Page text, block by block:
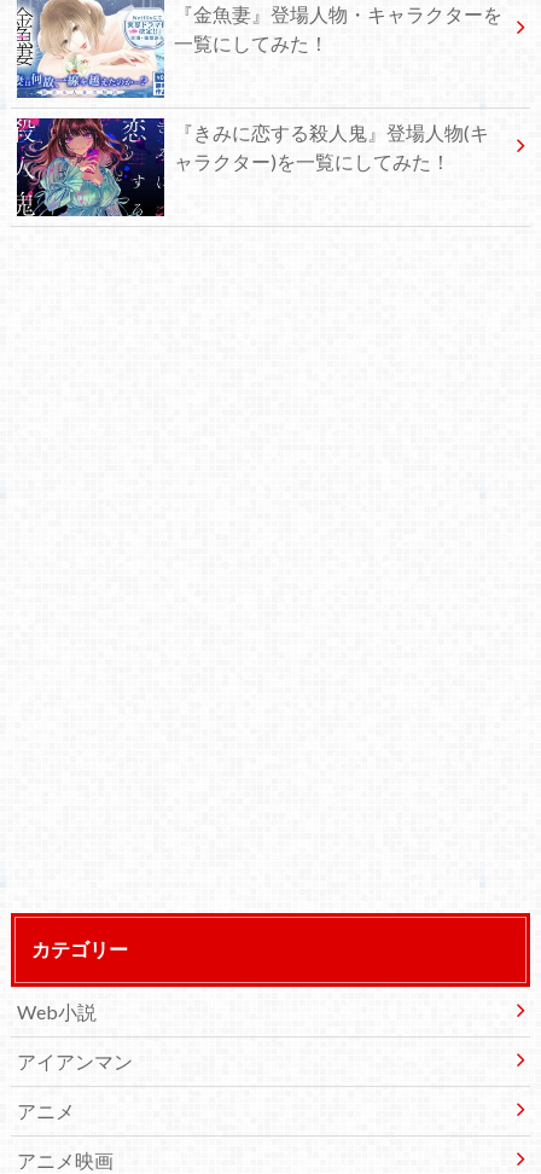
『金魚妻』登場人物・キャラクターを
一覧にしてみた！
『きみに恋する殺人鬼』登場人物(キ
ャラクター)を一覧にしてみた！
カテゴリー
Web小説
アイアンマン
アニメ
アニメ映画